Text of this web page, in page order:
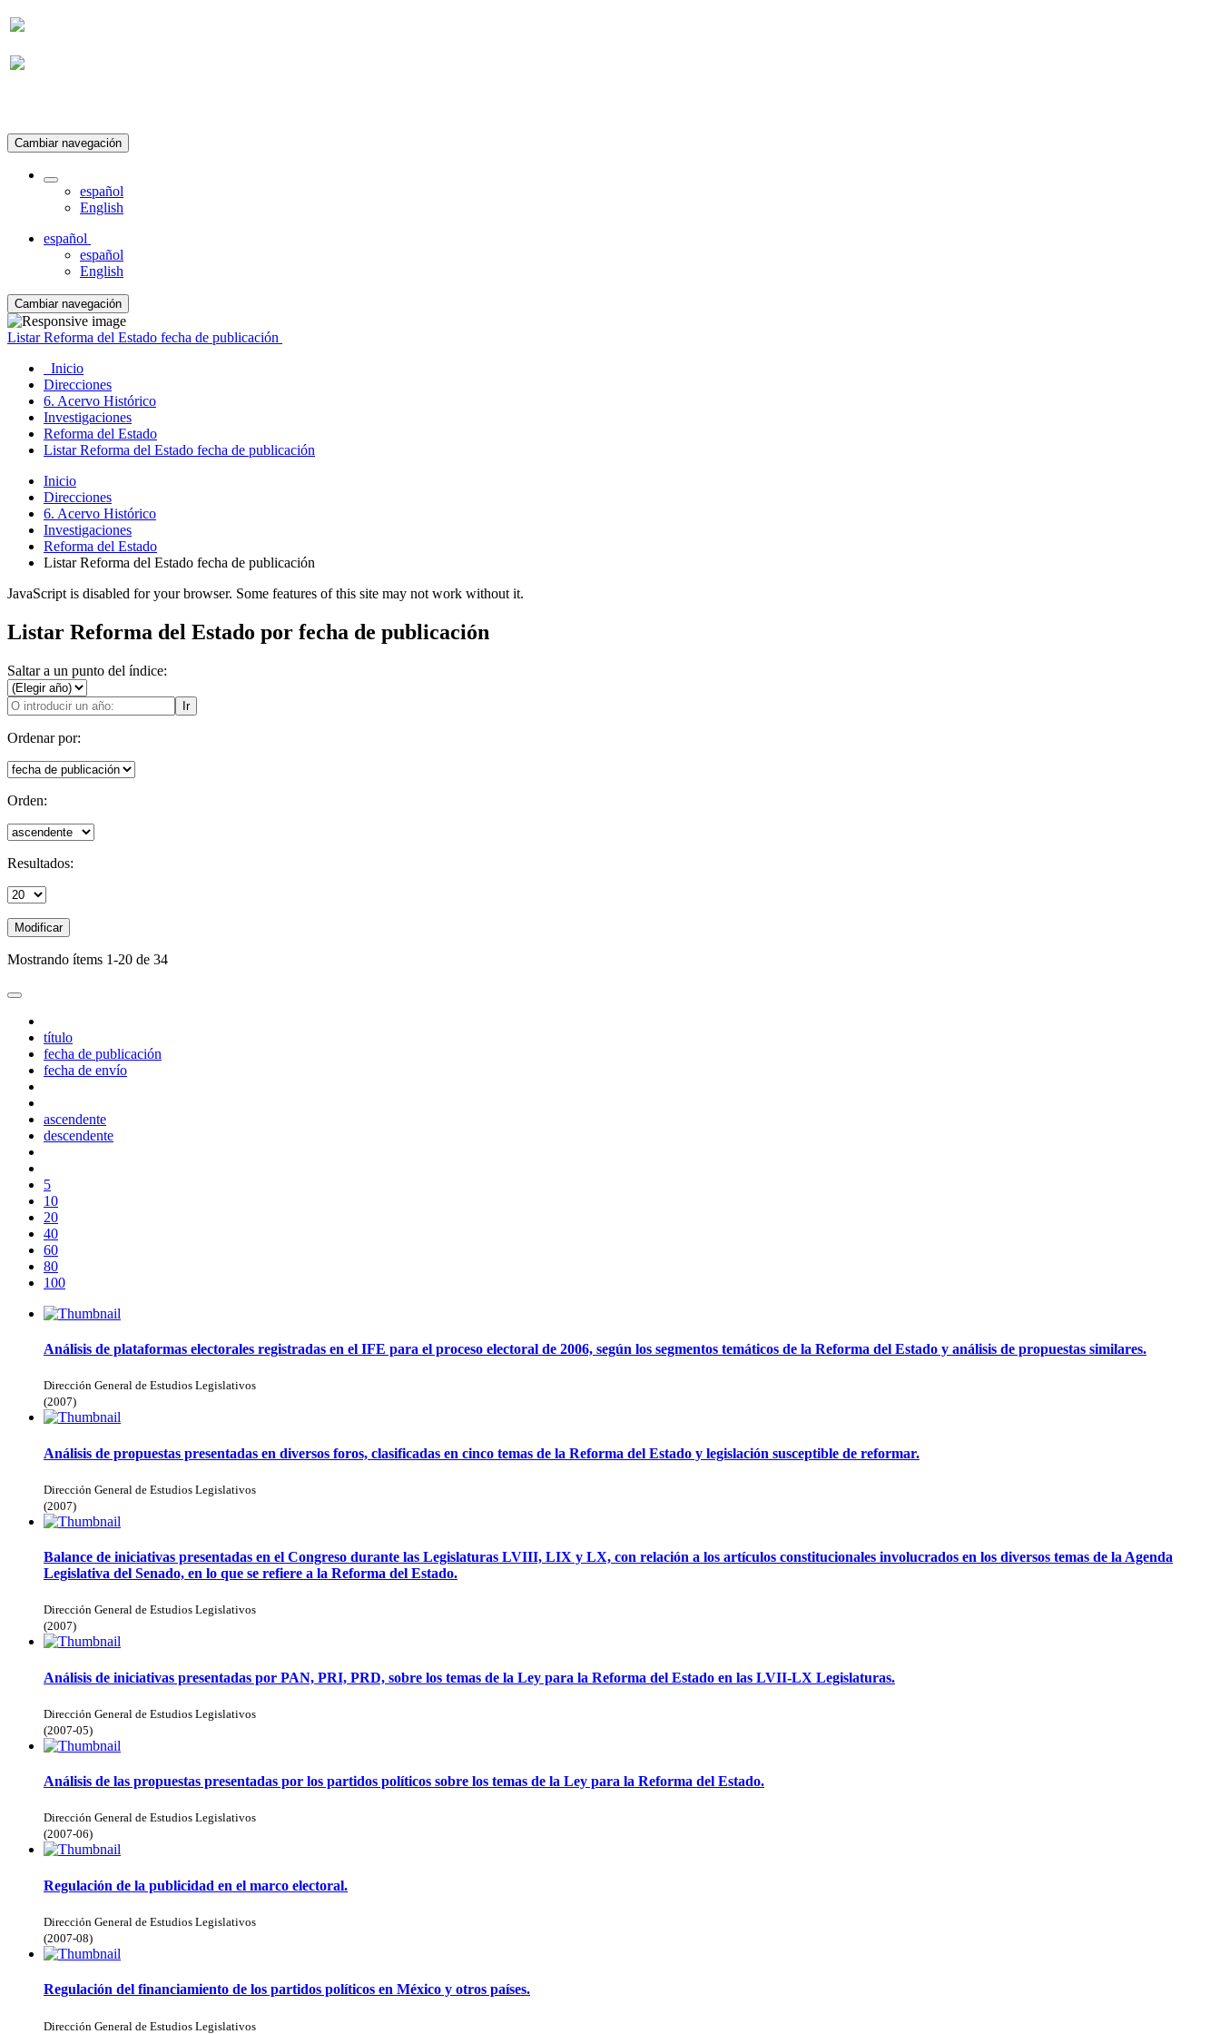
Cambiar navegación
español
English
español
español
English
Cambiar navegación
Listar Reforma del Estado fecha de publicación
Inicio
Direcciones
6. Acervo Histórico
Investigaciones
Reforma del Estado
Listar Reforma del Estado fecha de publicación
Inicio
Direcciones
6. Acervo Histórico
Investigaciones
Reforma del Estado
Listar Reforma del Estado fecha de publicación
JavaScript is disabled for your browser. Some features of this site may not work without it.
Listar Reforma del Estado por fecha de publicación
Saltar a un punto del índice:
Ir
Ordenar por:
Orden:
Resultados:
Modificar
Mostrando ítems 1-20 de 34
título
fecha de publicación
fecha de envío
ascendente
descendente
5
10
20
40
60
80
100
Análisis de plataformas electorales registradas en el IFE para el proceso electoral de 2006, según los segmentos temáticos de la Reforma del Estado y análisis de propuestas similares.
Dirección General de Estudios Legislativos
(2007)
Análisis de propuestas presentadas en diversos foros, clasificadas en cinco temas de la Reforma del Estado y legislación susceptible de reformar.
Dirección General de Estudios Legislativos
(2007)
Balance de iniciativas presentadas en el Congreso durante las Legislaturas LVIII, LIX y LX, con relación a los artículos constitucionales involucrados en los diversos temas de la Agenda
Legislativa del Senado, en lo que se refiere a la Reforma del Estado.
Dirección General de Estudios Legislativos
(2007)
Análisis de iniciativas presentadas por PAN, PRI, PRD, sobre los temas de la Ley para la Reforma del Estado en las LVII-LX Legislaturas.
Dirección General de Estudios Legislativos
(2007-05)
Análisis de las propuestas presentadas por los partidos políticos sobre los temas de la Ley para la Reforma del Estado.
Dirección General de Estudios Legislativos
(2007-06)
Regulación de la publicidad en el marco electoral.
Dirección General de Estudios Legislativos
(2007-08)
Regulación del financiamiento de los partidos políticos en México y otros países.
Dirección General de Estudios Legislativos